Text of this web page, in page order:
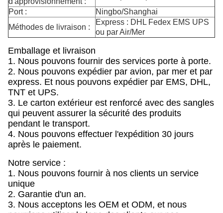
Port :
Ningbo/Shanghai
Méthodes de livraison :
Express : DHL Fedex EMS UPS
ou par Air/Mer
Emballage et livraison
1. Nous pouvons fournir des services porte à porte.
2. Nous pouvons expédier par avion, par mer et par
express. Et nous pouvons expédier par EMS, DHL,
TNT et UPS.
3. Le carton extérieur est renforcé avec des sangles
qui peuvent assurer la sécurité des produits
pendant le transport.
4. Nous pouvons effectuer l'expédition 30 jours
après le paiement.
Notre service :
1. Nous pouvons fournir à nos clients un service
unique
2. Garantie d'un an.
3. Nous acceptons les OEM et ODM, et nous